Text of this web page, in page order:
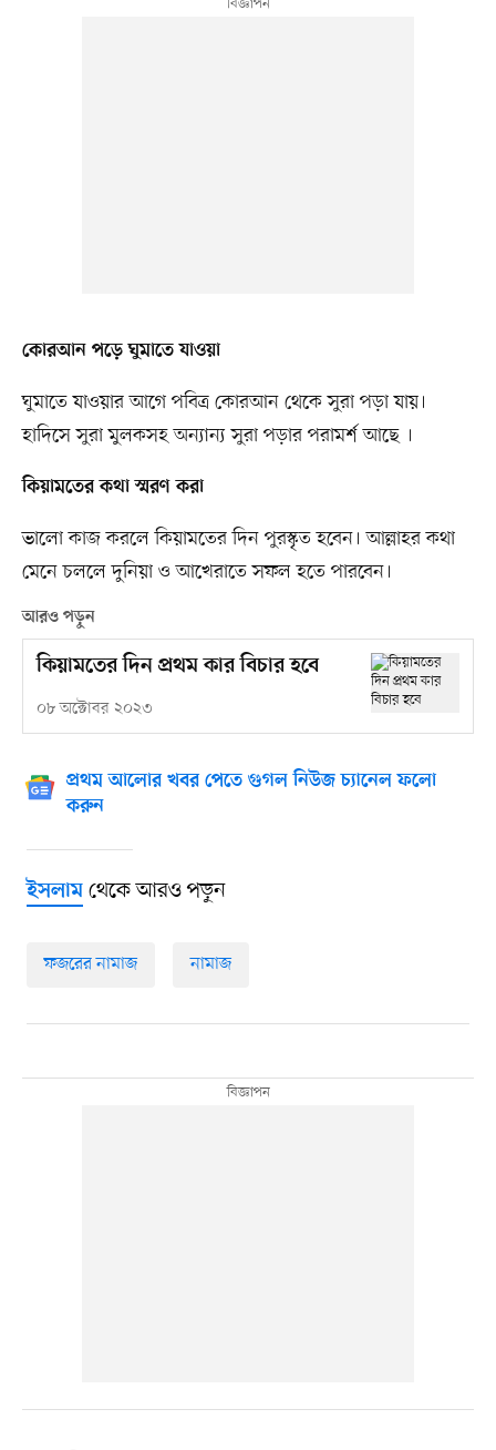
কোরআন পড়ে ঘুমাতে যাওয়া
ঘুমাতে যাওয়ার আগে পবিত্র কোরআন থেকে সুরা পড়া যায়।
হাদিসে সুরা মুলকসহ অন্যান্য সুরা পড়ার পরামর্শ আছে ।
কিয়ামতের কথা স্মরণ করা
ভালো কাজ করলে কিয়ামতের দিন পুরস্কৃত হবেন। আল্লাহর কথা
মেনে চললে দুনিয়া ও আখেরাতে সফল হতে পারবেন।
আরও পড়ুন
কিয়ামতের দিন প্রথম কার বিচার হবে
০৮ অক্টোবর ২০২৩
প্রথম আলোর খবর পেতে গুগল নিউজ চ্যানেল ফলো
করুন
ইসলামথেকে আরও পড়ুন
ফজরের নামাজ নামাজ